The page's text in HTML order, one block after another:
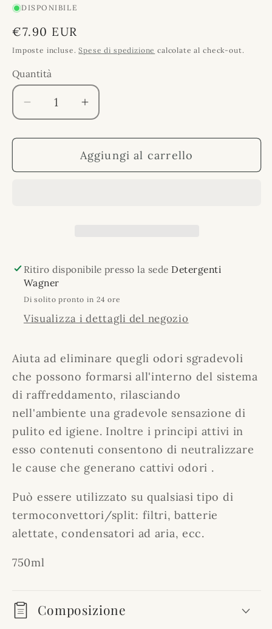
DISPONIBILE
Prezzo
di
€7.90 EUR
Imposte incluse.Spese di spedizione calcolate al check-out.
Quantità
Quantità
Diminuisci
quantità
per
Clima
Aumenta
quantità
per
Pulitore
Clima
Aggiungi al carrello
Ritiro disponibile presso la sede Detergenti
Wagner
Di solito pronto in 24 ore
Visualizza i dettagli del negozio
Aiuta ad eliminare quegli odori sgradevoli
che possono formarsi all'interno del sistema
di raffreddamento, rilasciando
nell'ambiente una gradevole sensazione di
pulito ed igiene. Inoltre i principi attivi in
esso contenuti consentono di neutralizzare
le cause che generano cattivi odori .
Può essere utilizzato su qualsiasi tipo di
termoconvettori/split: filtri, batterie
alettate, condensatori ad aria, ecc.
750ml
Composizione